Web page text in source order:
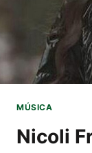
MÚSICA
Nicoli